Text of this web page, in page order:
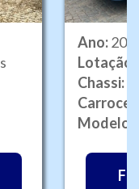
Ano:
Lotação:
Chassi:
Modelo: